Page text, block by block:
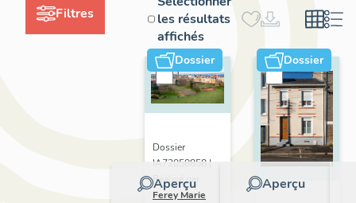
Filtres
les résultats
affichés
Dossier
Aperçu
Dossier
IA72058858 |
Réalisé par
Ferey Marie
Dossier
Aperçu